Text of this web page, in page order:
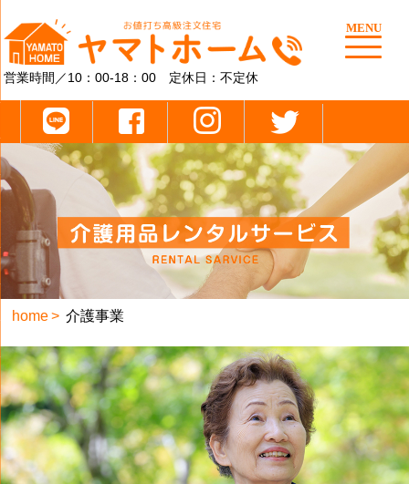
営業時間／10：00-18：00 定休日：不定休
home 介護事業
MENU